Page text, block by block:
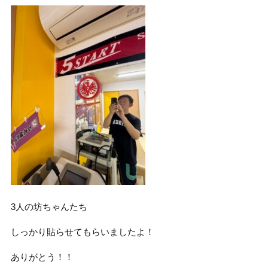
3人の坊ちゃんたち
しっかり貼らせてもらいましたよ！
ありがとう！！